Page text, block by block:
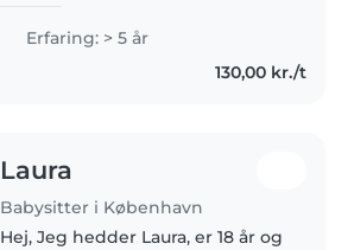
ansvarsbevidst, omsorgsfuld og
positiv person, som elsker at
være sammen med børn. Jeg er
Erfaring: > 5 år
130,00 kr./t
Laura
Babysitter i København
Hej, Jeg hedder Laura, er 18 år og